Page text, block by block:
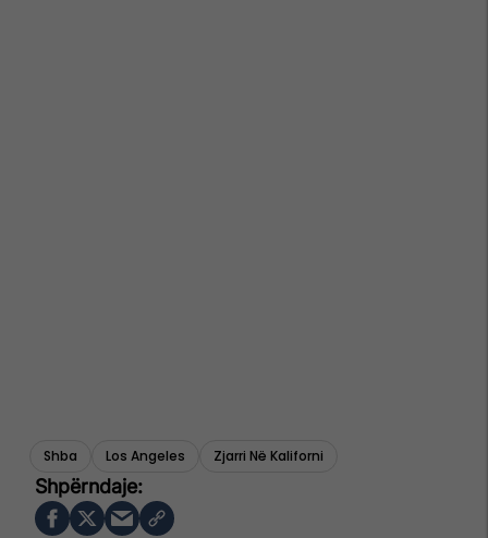
Shba Los Angeles Zjarri Në Kaliforni